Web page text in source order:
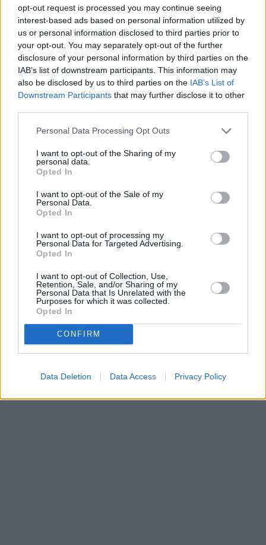
opt-out request is processed you may continue seeing
interest-based ads based on personal information utilized by
us or personal information disclosed to third parties prior to
your opt-out. You may separately opt-out of the further
disclosure of your personal information by third parties on the
IAB’s list of downstream participants. This information may
also be disclosed by us to third parties on the IAB’s List of
Downstream Participants that may further disclose it to other
Personal Data Processing Opt Outs
I want to opt-out of the Sharing of my
personal data.
Opted In
I want to opt-out of the Sale of my
Personal Data.
Opted In
I want to opt-out of processing my
Personal Data for Targeted Advertising.
Opted In
I want to opt-out of Collection, Use,
Retention, Sale, and/or Sharing of my
Personal Data that Is Unrelated with the
Purposes for which it was collected.
Opted In
CONFIRM
Data Deletion Data Access Privacy Policy
Klementa 869, Mladá Boleslav II)
06.08.2026 -Bosch Powertrain s.r.o. Jihlava • CNC operátor• mzda
Kč • náborový bonus 50.000 Kč • příspěvek na ubytování (Jihlava,
Jihlava)
06.08.2026 -
Bosch Powertrain s.r.o. • montážní dělník • mzda 44.700
týdenní zálohy na mzdu 2.000 Kč (Jihlava, okres Jihlava)
... další nabídky zaměstnání
Vybrané články
Prima sport - co nabídne v prvním
O webu parabola.cz•O souborech cookies•
Dovolená u moře•Bazény